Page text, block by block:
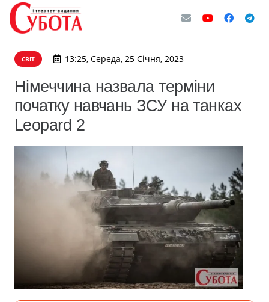
СВІТ 13:25, Середа, 25 Січня, 2023
Німеччина назвала терміни
початку навчань ЗСУ на танках
Leopard 2